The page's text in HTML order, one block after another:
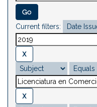
Current filters: